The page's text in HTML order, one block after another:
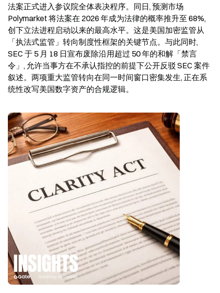
法案正式进入参议院全体表决程序。同日, 预测市场
Polymarket 将法案在 2026 年成为法律的概率推升至 68%,
创下立法进程启动以来的最高水平。这是美国加密监管从
「执法式监管」转向制度性框架的关键节点。与此同时,
SEC 于 5 月 18 日宣布废除沿用超过 50 年的和解「禁言
令」, 允许当事方在不承认指控的前提下公开反驳 SEC 案件
叙述。两项重大监管转向在同一时间窗口密集发生, 正在系
统性改写美国数字资产的合规逻辑。